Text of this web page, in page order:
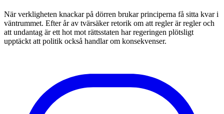
När verkligheten knackar på dörren brukar principerna få sitta kvar i
väntrummet. Efter år av tvärsäker retorik om att regler är regler och
att undantag är ett hot mot rättsstaten har regeringen plötsligt
upptäckt att politik också handlar om konsekvenser.